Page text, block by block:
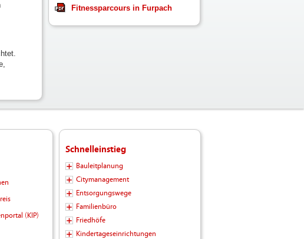
Fitnessparcours in Furpach
(KIP)
Schnelleinstieg
Bauleitplanung
Citymanagement
Entsorgungswege
Familienbüro
Friedhöfe
Kindertageseinrichtungen